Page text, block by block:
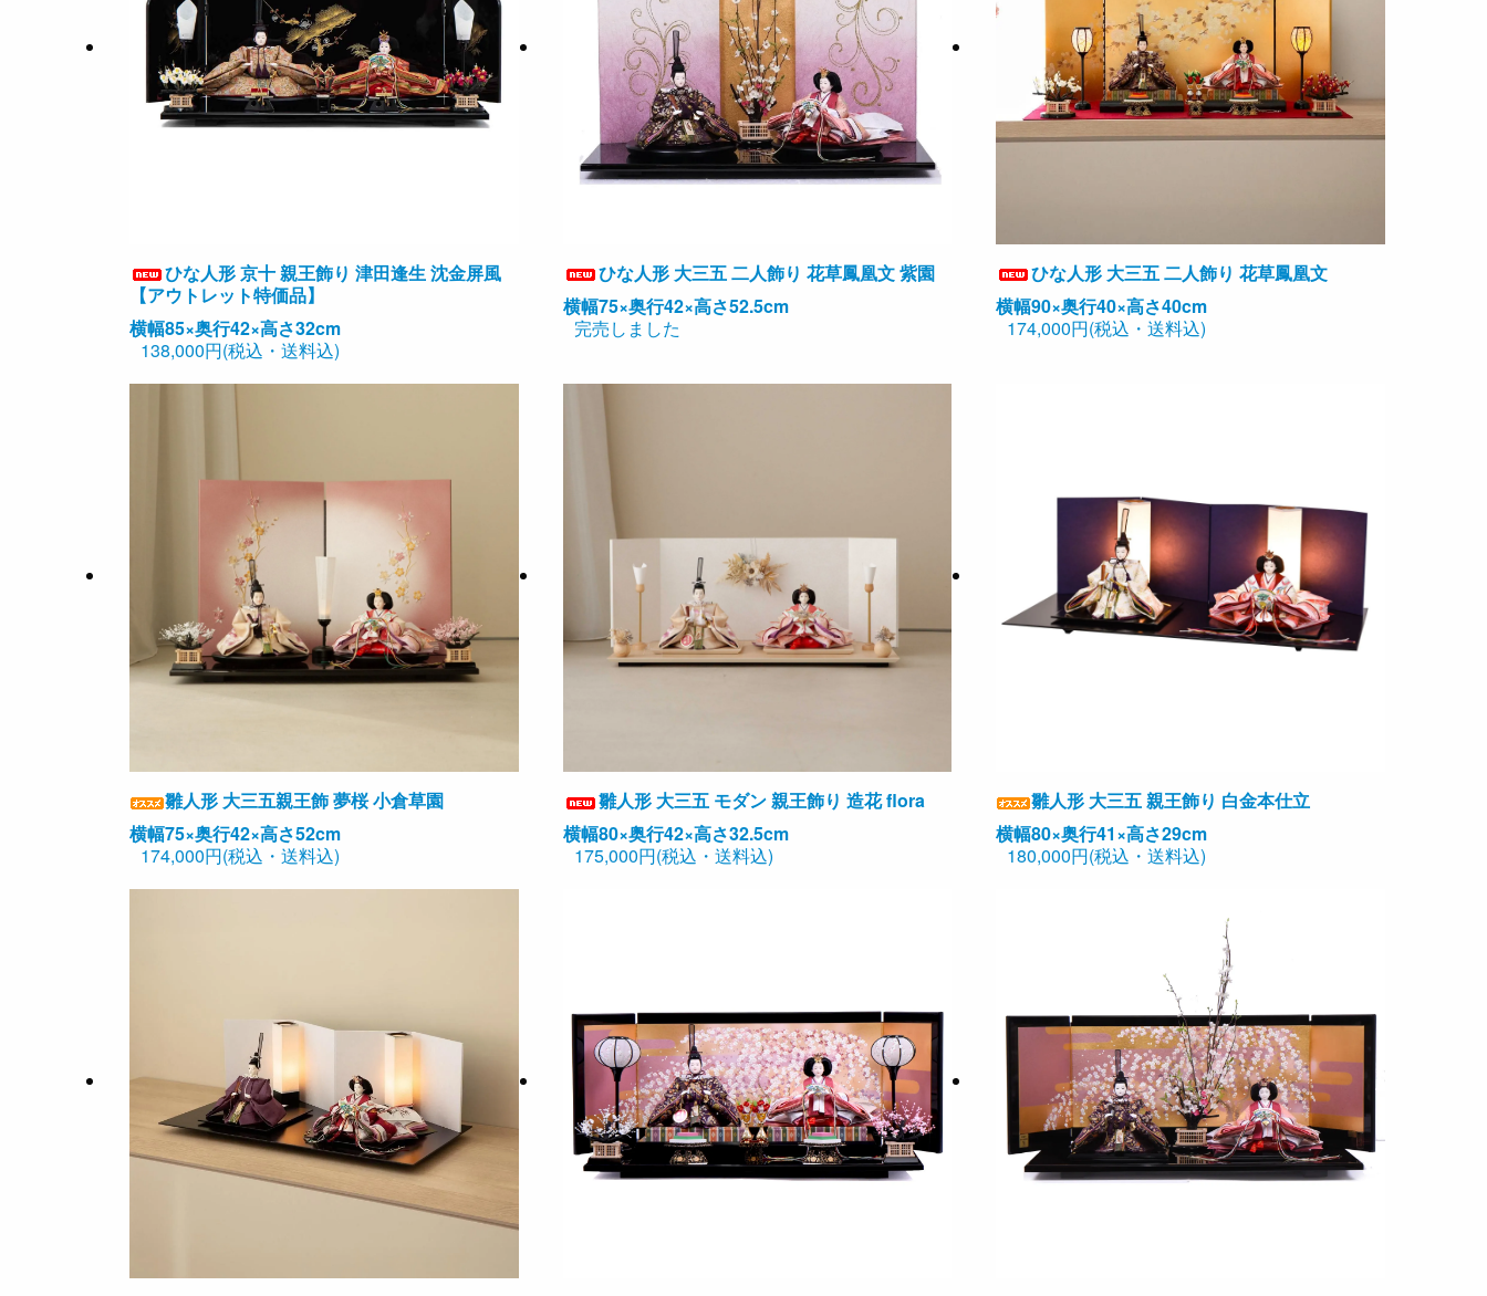
ひな人形 京十 親王飾り 津田逢生 沈金屏風
【アウトレット特価品】
横幅85×奥行42×高さ32cm
138,000円(税込・送料込)
ひな人形 大三五 二人飾り 花草鳳凰文 紫園
横幅75×奥行42×高さ52.5cm
完売しました
ひな人形 大三五 二人飾り 花草鳳凰文
横幅90×奥行40×高さ40cm
174,000円(税込・送料込)
雛人形 大三五親王飾 夢桜 小倉草園
横幅75×奥行42×高さ52cm
174,000円(税込・送料込)
雛人形 大三五 モダン 親王飾り 造花 flora
横幅80×奥行42×高さ32.5cm
175,000円(税込・送料込)
雛人形 大三五 親王飾り 白金本仕立
横幅80×奥行41×高さ29cm
180,000円(税込・送料込)